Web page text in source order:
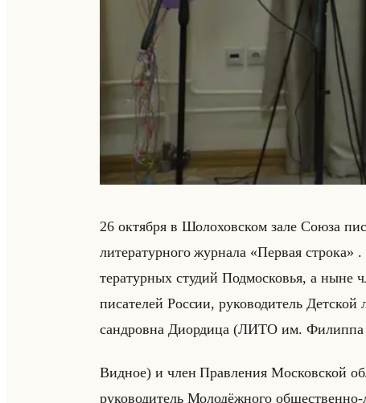
26 ок­тяб­ря в Шо­ло­хов­ском зале Союза
ли­те­ра­тур­но­го жур­на­ла «Первая
те­ра­тур­ных сту­дий Под­мос­ко­вья, а ныне
пи­са­те­лей Рос­сии, ру­ко­во­ди­тель
сан­дров­на Диор­ди­ца (ЛИТО им. Фи­лип­па
Вид­ное) и член Прав­ле­ния Мос­ков­ской
ру­ко­во­ди­тель Мо­ло­дёж­но­го